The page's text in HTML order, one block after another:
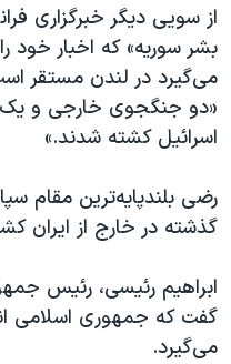
از سویی دیگر خبرگزاری
بشر سوریه» که اخبار خود
می‌گیرد در لندن مستقر
«دو جنگجوی خارجی و
اسرائیل کشته شدند.»
رضی بلندپایه‌ترین مقام
گذشته در خارج از ایران
ابراهیم رئیسی، رئیس
گفت که جمهوری اسلامی
می‌گیرد.